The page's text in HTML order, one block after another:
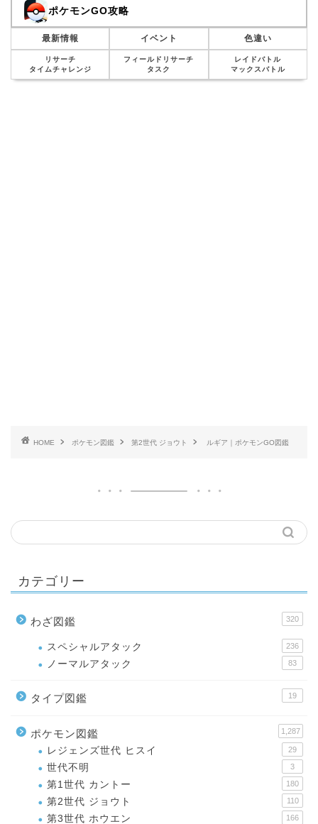
ポケモンGO攻略
最新情報 イベント 色違い
リサーチ
タイムチャレンジ
フィールドリサーチ
タスク
レイドバトル
マックスバトル
HOME ポケモン図鑑 第2世代 ジョウト ルギア｜ポケモンGO図鑑
カテゴリー
わざ図鑑 320
スペシャルアタック 236
ノーマルアタック 83
タイプ図鑑 19
ポケモン図鑑 1,287
レジェンズ世代 ヒスイ 29
世代不明 3
第1世代 カントー 180
第2世代 ジョウト 110
第3世代 ホウエン 166